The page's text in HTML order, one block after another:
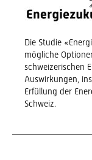
Die Studie
mögliche
schweizerischen
Auswirkungen,
Erfüllung der
Schweiz.